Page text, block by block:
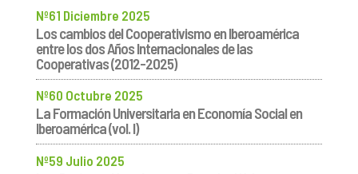
Nº61 Diciembre 2025
Los cambios del Cooperativismo en Iberoamérica
entre los dos Años Internacionales de las
Cooperativas (2012-2025)
Nº60 Octubre 2025
La Formación Universitaria en Economía Social en
Iberoamérica (vol. I)
Nº59 Julio 2025